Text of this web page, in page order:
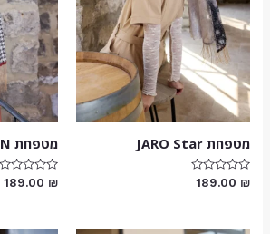
מטפחת JARO Star
דורג189.00 ₪
מטפחת PRANTEN
דורג189.00 ₪